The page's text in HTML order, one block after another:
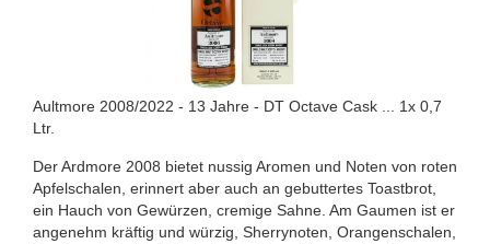
Aultmore 2008/2022 - 13 Jahre - DT Octave Cask ... 1x 0,7
Ltr.
Der Ardmore 2008 bietet nussig Aromen und Noten von roten
Apfelschalen, erinnert aber auch an gebuttertes Toastbrot,
ein Hauch von Gewürzen, cremige Sahne. Am Gaumen ist er
angenehm kräftig und würzig, Sherrynoten, Orangenschalen,